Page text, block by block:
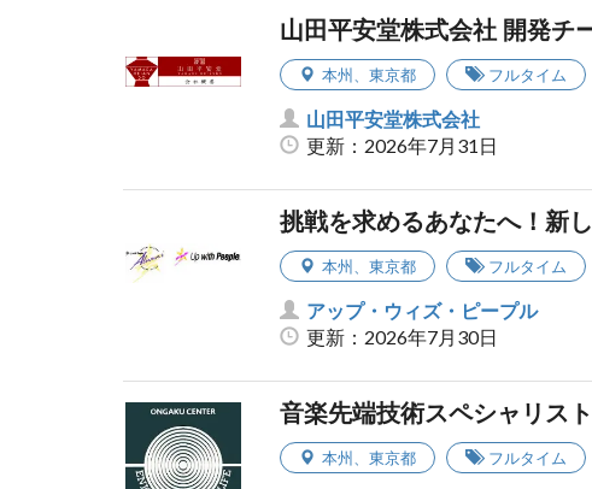
山田平安堂株式会社 開発チ
本州、 東京都 フルタイム
山田平安堂株式会社
更新：2026年7月31日
挑戦を求めるあなたへ！新
本州、 東京都 フルタイム
アップ・ウィズ・ピープル
更新：2026年7月30日
音楽先端技術スペシャリス
本州、 東京都 フルタイム